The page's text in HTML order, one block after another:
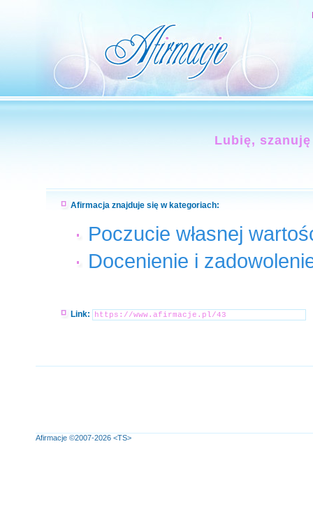
Lubię,
Afirmacja znajduje się w kategoriach:
Poczucie własnej
Docenienie i
Link:
Afirmacje ©2007-2026 <TS>